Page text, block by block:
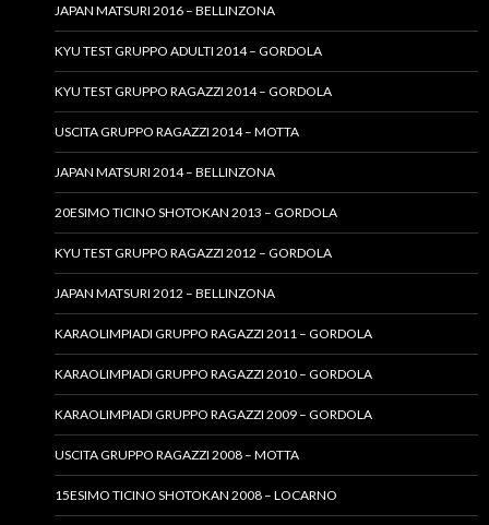
JAPAN MATSURI 2016 – BELLINZONA
KYU TEST GRUPPO ADULTI 2014 – GORDOLA
KYU TEST GRUPPO RAGAZZI 2014 – GORDOLA
USCITA GRUPPO RAGAZZI 2014 – MOTTA
JAPAN MATSURI 2014 – BELLINZONA
20ESIMO TICINO SHOTOKAN 2013 – GORDOLA
KYU TEST GRUPPO RAGAZZI 2012 – GORDOLA
JAPAN MATSURI 2012 – BELLINZONA
KARAOLIMPIADI GRUPPO RAGAZZI 2011 – GORDOLA
KARAOLIMPIADI GRUPPO RAGAZZI 2010 – GORDOLA
KARAOLIMPIADI GRUPPO RAGAZZI 2009 – GORDOLA
USCITA GRUPPO RAGAZZI 2008 – MOTTA
15ESIMO TICINO SHOTOKAN 2008 – LOCARNO